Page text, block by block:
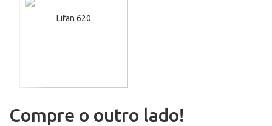
Lifan 620
Compre o outro lado!